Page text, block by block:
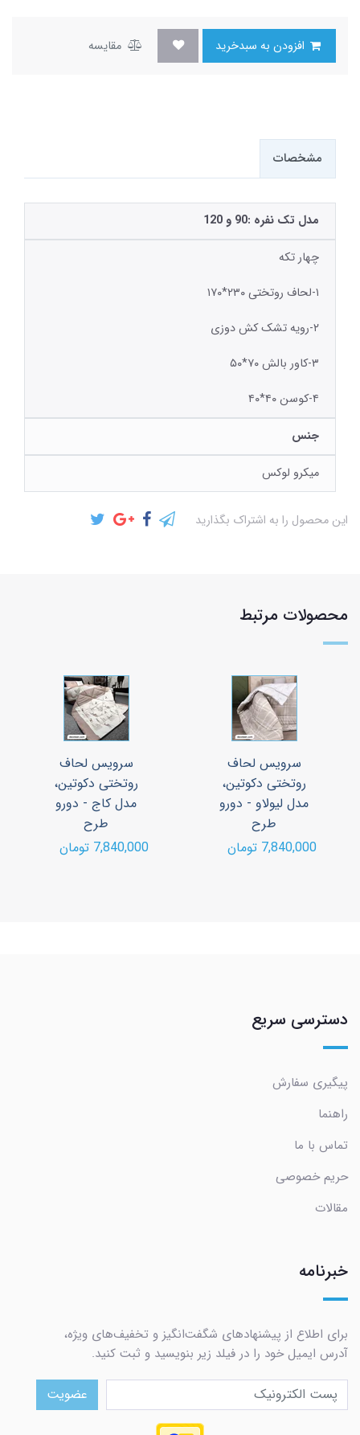
مقایسه
مشخصات
مدل تک نفره :90 و 120
چهار تکه
۱-لحاف روتختی ۲۳۰*۱۷۰
۲-رویه تشک کش دوزی
۳-کاور بالش ۷۰*۵۰
۴-کوسن ۴۰*۴۰
جنس
میکرو لوکس
این محصول را به اشتراک بگذارید
محصولات مرتبط
سرویس لحاف
روتختی دکوتین،
مدل لیولاو - دورو
طرح
7,840,000 تومان
سرویس لحاف
روتختی دکوتین،
مدل کاج - دورو
طرح
7,840,000 تومان
دسترسی سریع
پیگیری سفارش
راهنما
تماس با ما
حریم خصوصی
مقالات
خبرنامه
برای اطلاع از پیشنهادهای شگفت‌انگیز و تخفیف‌های ویژه،
آدرس ایمیل خود را در فیلد زیر بنویسید و ثبت کنید.
عضویت